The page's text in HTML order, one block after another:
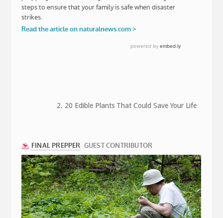
2. 20 Edible Plants That Could Save Your Life